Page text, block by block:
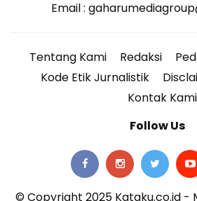
Email :
Tentang Kami Redaksi
Kode Etik Jurnalistik
Kontak Kami
Follow Us
© Copyright 2025 Kataku.co.id -